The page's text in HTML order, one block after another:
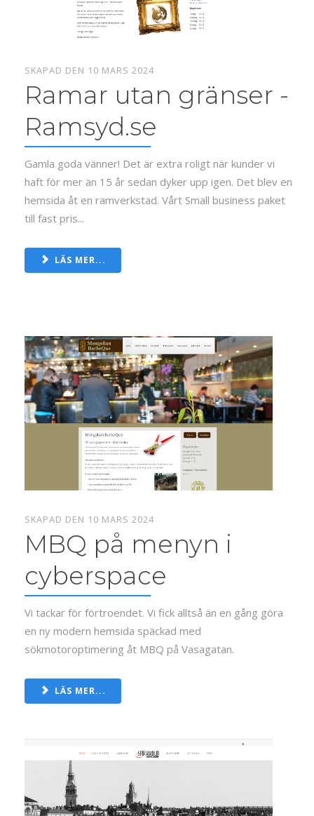
SKAPAD DEN 10 MARS 2024
Ramar utan gränser -
Ramsyd.se
Gamla goda vänner! Det är extra roligt när kunder vi
haft för mer än 15 år sedan dyker upp igen. Det blev en
hemsida åt en ramverkstad. Vårt Small business paket
till fast pris...
LÄS MER...
SKAPAD DEN 10 MARS 2024
MBQ på menyn i
cyberspace
Vi tackar för förtroendet. Vi fick alltså än en gång göra
en ny modern hemsida späckad med
sökmotoroptimering åt MBQ på Vasagatan.
LÄS MER...